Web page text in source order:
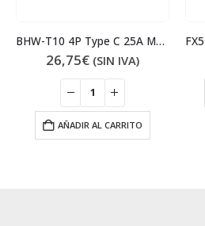
BHW-T10 4P Type C 25A Magnetotérmico
26,75€ (SIN IVA)
AÑADIR AL CARRITO